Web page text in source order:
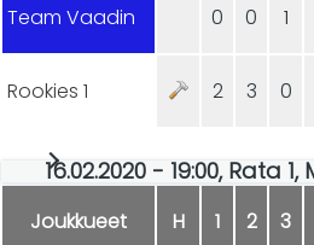
Team Vaadin 0 0 1
Rookies 1 2 3 0
16.02.2020 - 19:00, Rata 1,
Joukkueet H 1 2 3